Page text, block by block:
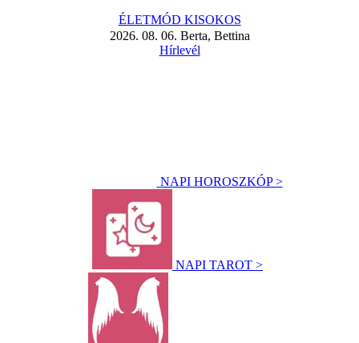
ÉLETMÓD KISOKOS
2026. 08. 06. Berta, Bettina
Hírlevél
NAPI HOROSZKÓP >
NAPI TAROT >